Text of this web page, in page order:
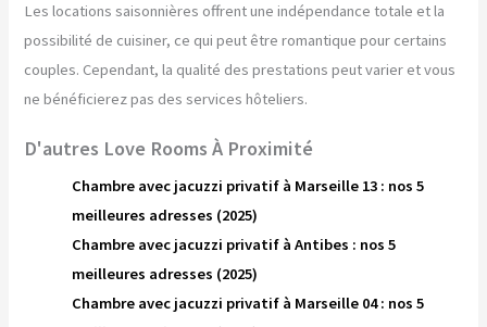
Les locations saisonnières offrent une indépendance totale et la
possibilité de cuisiner, ce qui peut être romantique pour certains
couples. Cependant, la qualité des prestations peut varier et vous
ne bénéficierez pas des services hôteliers.
D'autres Love Rooms À Proximité
Chambre avec jacuzzi privatif à Marseille 13 : nos 5
meilleures adresses (2025)
Chambre avec jacuzzi privatif à Antibes : nos 5
meilleures adresses (2025)
Chambre avec jacuzzi privatif à Marseille 04 : nos 5